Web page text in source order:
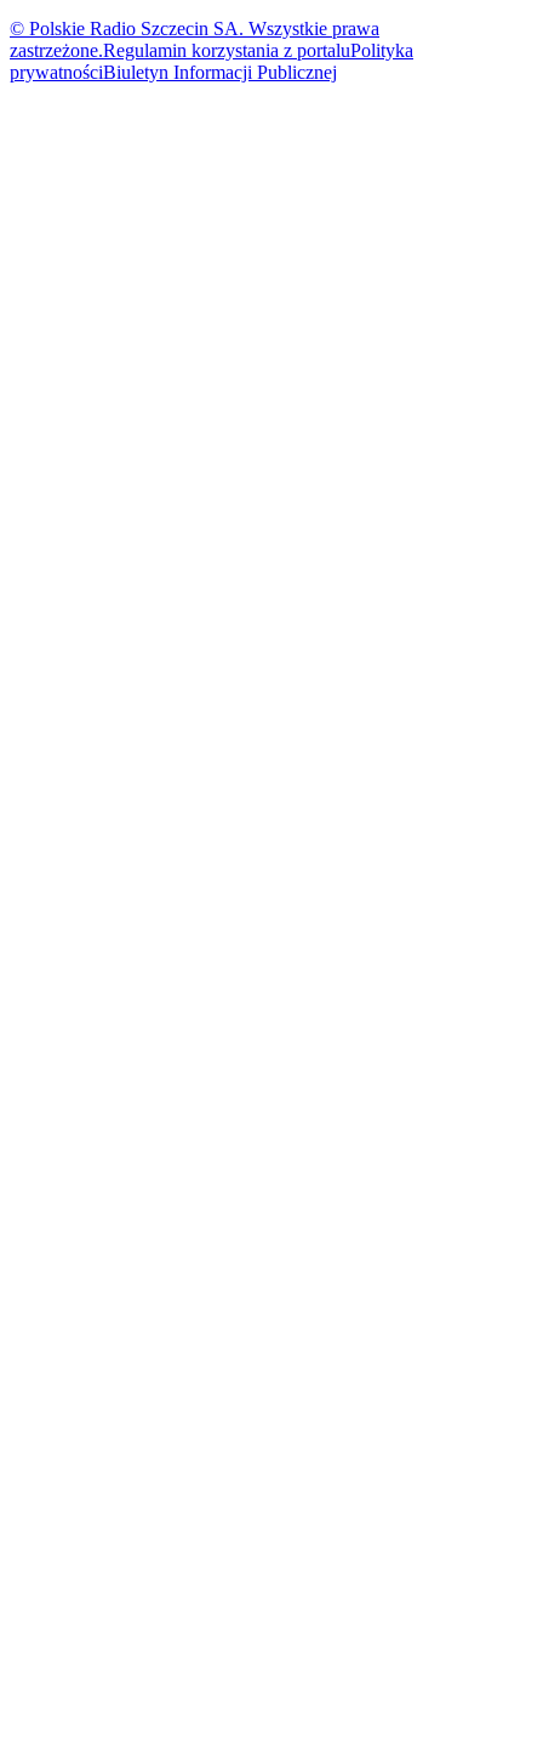
© Polskie Radio Szczecin SA. Wszystkie prawa
zastrzeżone.Regulamin korzystania z portaluPolityka
prywatnościBiuletyn Informacji Publicznej